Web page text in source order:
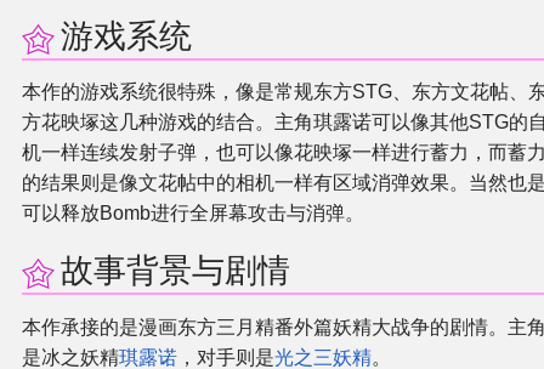
游戏系统
本作的游戏系统很特殊，像是常规东方STG、东方文花帖、
方花映塚这几种游戏的结合。主角琪露诺可以像其他STG的
机一样连续发射子弹，也可以像花映塚一样进行蓄力，而蓄
的结果则是像文花帖中的相机一样有区域消弹效果。当然也
可以释放Bomb进行全屏幕攻击与消弹。
故事背景与剧情
本作承接的是漫画东方三月精番外篇妖精大战争的剧情。主
是冰之妖精琪露诺 ，对手则是光之三妖精。